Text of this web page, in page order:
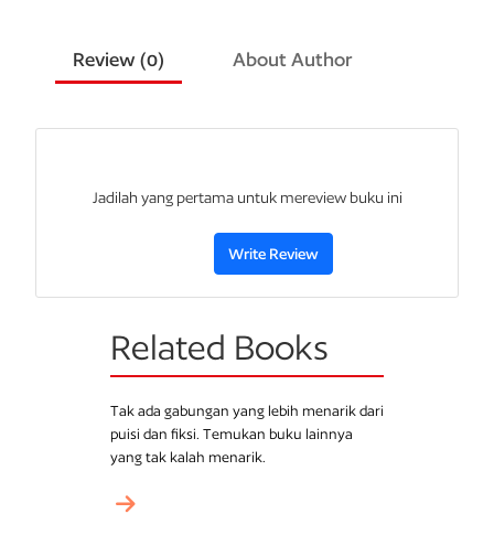
Review (0) About Author
Jadilah yang pertama untuk mereview buku ini
Write Review
Related Books
Tak ada gabungan yang lebih menarik dari
puisi dan fiksi. Temukan buku lainnya
yang tak kalah menarik.